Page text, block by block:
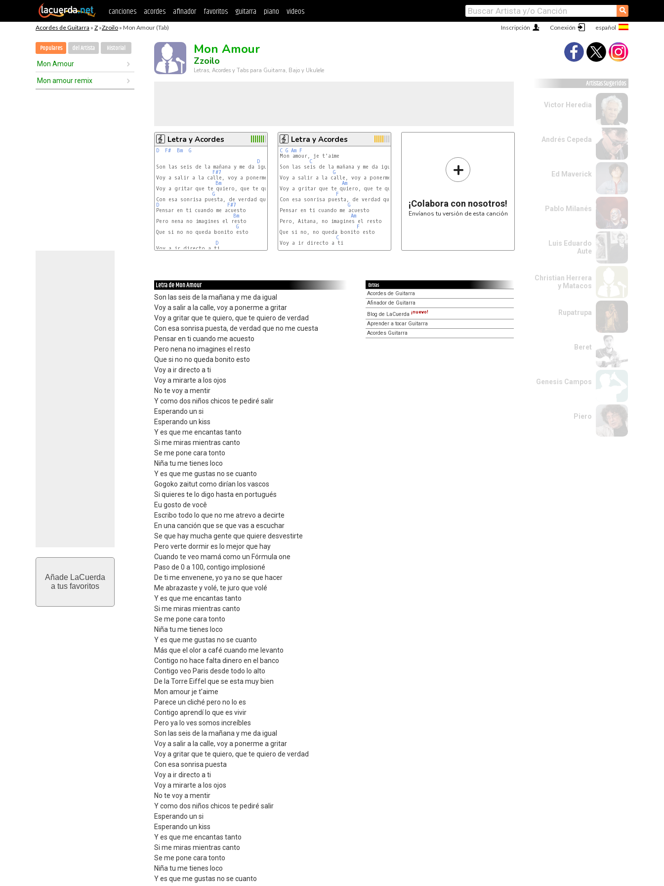
canciones acordes afinador favoritos guitarra piano videos ⚲
Acordes de Guitarra » Z »Zzoilo » Mon Amour (Tab) Conexión
Inscripción
Populares del Artista Historial
Mon Amour
Mon amour remix
Añade LaCuerda
a tus favoritos
Mon Amour
Zzoilo
Letras, Acordes y Tabs para Guitarra, Bajo y Ukulele
Letra y Acordes
D F# Bm
G
D
Son las seis de la mañana y me da igual
F#7
Voy a salir a la calle, voy a ponerme a gritar
Bm
Voy a gritar que te quiero, que te quiero de verdad
G
D
F#7
Pensar en ti cuando me acuesto
Bm
Pero nena no imagines el resto
G
Que si no no queda bonito esto
D
Voy a ir directo a ti
Letra y Acordes
C G Am F
Mon amour, je t'aime
C
Son las seis de la mañana y me da igual
G
Voy a salir a la calle, voy a ponerme a gritar
Am
Voy a gritar que te quiero, que te quiero de verdad
F
Con esa sonrisa puesta, de verdad que no me cuesta
G
Pensar en ti cuando me acuesto
Am
Pero, Aitana, no imagines el resto
F
Que si no, no queda bonito esto
C
Voy a ir directo a ti
G
+
¡Colabora con nosotros!
Envíanos tu versión de esta canción
Letra de Mon Amour
Son las seis de la mañana y me da igual
Voy a salir a la calle, voy a ponerme a gritar
Voy a gritar que te quiero, que te quiero de verdad
Con esa sonrisa puesta, de verdad que no me cuesta
Pensar en ti cuando me acuesto
Pero nena no imagines el resto
Que si no no queda bonito esto
Voy a ir directo a ti
Voy a mirarte a los ojos
No te voy a mentir
Y como dos niños chicos te pediré salir
Esperando un si
Esperando un kiss
Y es que me encantas tanto
Si me miras mientras canto
Se me pone cara tonto
Niña tu me tienes loco
Y es que me gustas no se cuanto
Gogoko zaitut como dirían los vascos
Si quieres te lo digo hasta en portugués
Eu gosto de você
Escribo todo lo que no me atrevo a decirte
En una canción que se que vas a escuchar
Se que hay mucha gente que quiere desvestirte
Pero verte dormir es lo mejor que hay
Cuando te veo mamá como un Fórmula one
Paso de 0 a 100, contigo implosioné
De ti me envenene, yo ya no se que hacer
Me abrazaste y volé, te juro que volé
Y es que me encantas tanto
Si me miras mientras canto
Se me pone cara tonto
Niña tu me tienes loco
Y es que me gustas no se cuanto
Más que el olor a café cuando me levanto
Contigo no hace falta dinero en el banco
Contigo veo Paris desde todo lo alto
De la Torre Eiffel que se esta muy bien
Mon amour je t'aime
Parece un cliché pero no lo es
Contigo aprendí lo que es vivir
Pero ya lo ves somos increíbles
Son las seis de la mañana y me da igual
Voy a salir a la calle, voy a ponerme a gritar
Voy a gritar que te quiero, que te quiero de verdad
Con esa sonrisa puesta
Voy a ir directo a ti
Voy a mirarte a los ojos
No te voy a mentir
Y como dos niños chicos te pediré salir
Esperando un si
Esperando un kiss
Y es que me encantas tanto
Si me miras mientras canto
Se me pone cara tonto
Niña tu me tienes loco
Y es que me gustas no se cuanto
Extras
Acordes de Guitarra
Afinador de Guitarra
Blog de LaCuerda ¡nuevo!
Aprender a tocar Guitarra
Acordes Guitarra
Artistas Sugeridos
Victor Heredia
Andrés Cepeda
Ed Maverick
Pablo Milanés
Luis Eduardo
Aute
Christian Herrera
y Matacos
Rupatrupa
Beret
Genesis Campos
Piero